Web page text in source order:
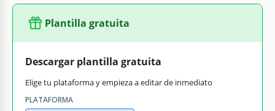
Plantilla gratuita
Descargar plantilla gratuita
Elige tu plataforma y empieza a editar de inmediato
PLATAFORMA